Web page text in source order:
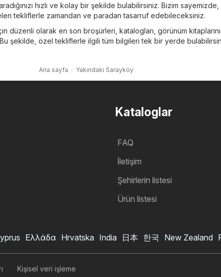
hızlı ve kolay bir şekilde bulabilirsiniz. Bizim sayemizde,
tekliflerle zamandan ve paradan tasarruf edebileceksiniz.
düzenli olarak en son broşürleri, katalogları, görünüm
şekilde, özel tekliflerle ilgili tüm bilgileri tek bir yerde
Ana sayfa Yakındaki Sarayköy
Kataloglar
FAQ
İletişim
Şehirlerin listesi
Ürün listesi
Ελλάδα Hrvatska India 日本 한국 New Zealand
Kişisel veri işleme